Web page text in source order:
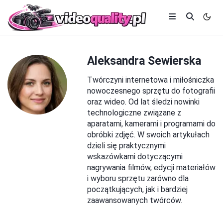
Aleksandra Sewierska
Twórczyni internetowa i miłośniczka
nowoczesnego sprzętu do fotografii
oraz wideo. Od lat śledzi nowinki
technologiczne związane z
aparatami, kamerami i programami do
obróbki zdjęć. W swoich artykułach
dzieli się praktycznymi
wskazówkami dotyczącymi
nagrywania filmów, edycji materiałów
i wyboru sprzętu zarówno dla
początkujących, jak i bardziej
zaawansowanych twórców.